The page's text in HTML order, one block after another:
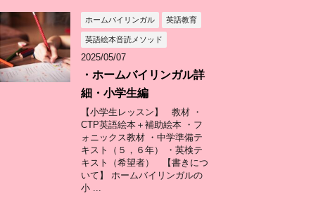
ホームバイリンガル 英語教育
英語絵本音読メソッド
2025/05/07
・ホームバイリンガル詳
細・小学生編
【小学生レッスン】 教材 ・
CTP英語絵本＋補助絵本 ・フ
ォニックス教材 ・中学準備テ
キスト（５，６年） ・英検テ
キスト（希望者） 【書きにつ
いて】 ホームバイリンガルの
小 ...